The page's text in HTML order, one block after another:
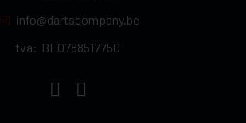
info@dartscompany.be
tva: BE0788517750